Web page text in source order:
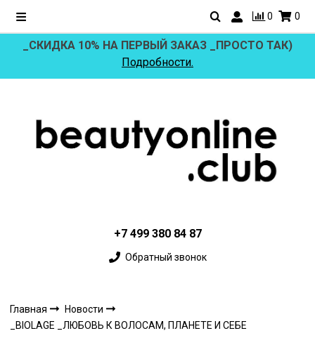
0 0
_СКИДКА 10% НА ПЕРВЫЙ ЗАКАЗ _ПРОСТО ТАК)
Подробности.
+7 499 380 84 87
Обратный звонок
Главная
Новости
_BIOLAGE _ЛЮБОВЬ К ВОЛОСАМ, ПЛАНЕТЕ И СЕБЕ